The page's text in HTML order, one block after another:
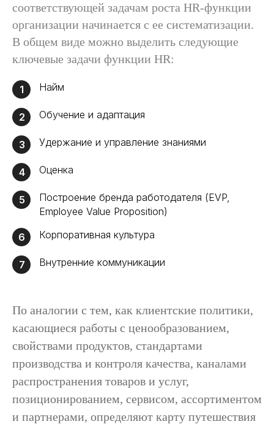
соответствующей задачам роста HR-функции
организации начинается с ее систематизации.
В общем виде можно выделить следующие
ключевые задачи функции HR:
1 Найм
2 Обучение и адаптация
3 Удержание и управление знаниями
4 Оценка
5
Построение бренда работодателя (EVP,
Employee Value Proposition)
6 Корпоративная культура
7 Внутренние коммуникации
По аналогии с тем, как клиентские политики,
касающиеся работы с ценообразованием,
свойствами продуктов, стандартами
производства и контроля качества, каналами
распространения товаров и услуг,
позиционированием, сервисом, ассортиментом
и партнерами, определяют карту путешествия